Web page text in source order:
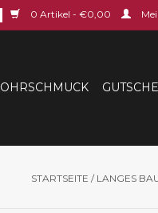
0 Artikel - €0,00
OHRSCHMUCK
STARTSEITE / LANGES